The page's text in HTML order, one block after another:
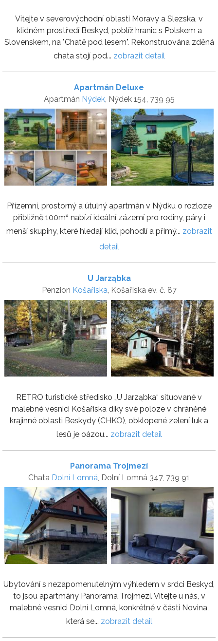
Vítejte v severovýchodní oblasti Moravy a Slezska, v
klidném prostředí Beskyd, poblíž hranic s Polskem a
Slovenskem, na "Chatě pod lesem". Rekonstruována zděná
chata stojí pod... zobrazit detail
Apartmán Deluxe
Apartmán Nýdek, Nýdek 154, 739 95
Přízemní, prostorný a útulný apartmán v Nýdku o rozloze
přibližně 100m² nabízí ideální zázemí pro rodiny, páry i
menší skupiny, které hledají klid, pohodlí a přímý... zobrazit
detail
U Jarząbka
Penzion Košařiska, Košařiska ev. č. 87
RETRO turistické středisko „U Jarząbka“ situované v
malebné vesnici Košařiska díky své poloze v chráněné
krajinné oblasti Beskydy (CHKO), obklopené zelení luk a
lesů je oázou... zobrazit detail
Panorama Trojmezí
Chata Dolní Lomná , Dolní Lomná 347, 739 91
Ubytování s nezapomenutelným výhledem v srdci Beskyd,
to jsou apartmány Panorama Trojmezí. Vítejte u nás, v
malebné vesnici Dolní Lomná, konkrétně v části Novina,
která se... zobrazit detail